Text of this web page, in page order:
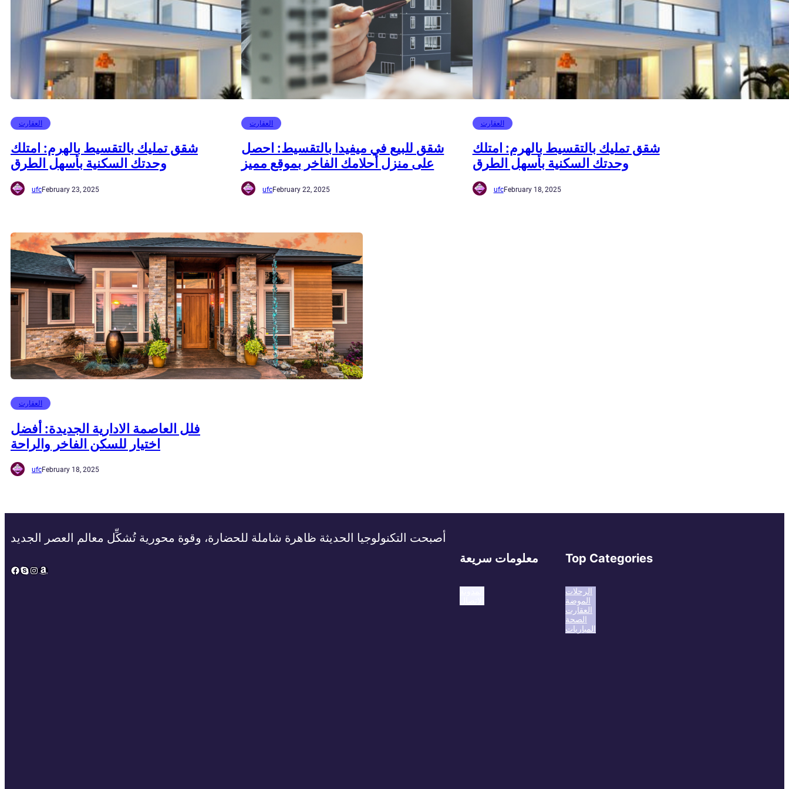
العقارت
شقق تمليك بالتقسيط بالهرم: امتلك
وحدتك السكنية بأسهل الطرق
ufcFebruary 23, 2025
العقارت
شقق للبيع في ميفيدا بالتقسيط: احصل
على منزل أحلامك الفاخر بموقع مميز
ufcFebruary 22, 2025
العقارت
شقق تمليك بالتقسيط بالهرم: امتلك
وحدتك السكنية بأسهل الطرق
ufcFebruary 18, 2025
العقارت
فلل العاصمة الادارية الجديدة: أفضل
اختيار للسكن الفاخر والراحة
ufcFebruary 18, 2025
أصبحت التكنولوجيا الحديثة ظاهرة شاملة للحضارة، وقوة محورية تُشكِّل معالم العصر الجديد
Facebook
Skype
Instagram
Amazon
معلومات سريعة Top Categories
الرحلات
الموضة
العقارت
الصحة
المباريات